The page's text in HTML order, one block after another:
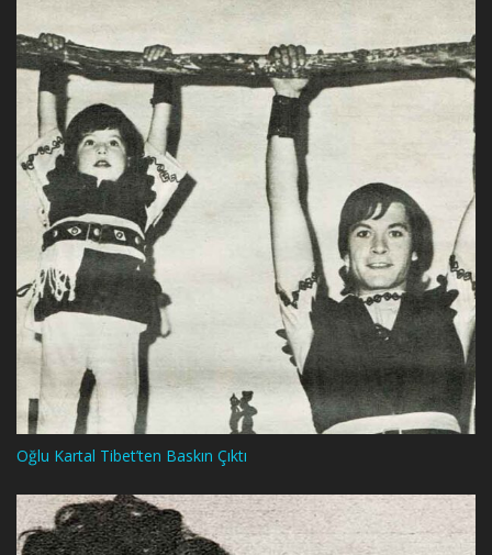
Oğlu Kartal Tibet’ten Baskın Çıktı